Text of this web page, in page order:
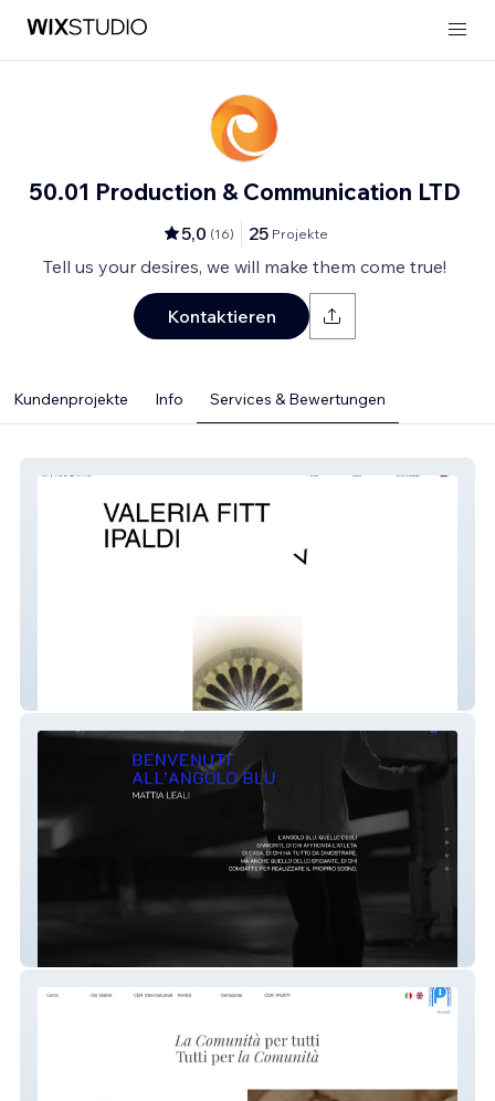
50.01 Production & Communication LTD
5,0 (16) 25 Projekte
Tell us your desires, we will make them come true!
Kontaktieren
Kundenprojekte Info Services & Bewertungen